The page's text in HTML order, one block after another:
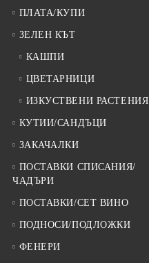
ПЛАТА/КУПИ
ЗЕЛЕН КЪТ
КАШПИ
ЦВЕТАРНИЦИ
ИЗКУСТВЕНИ РАСТЕНИЯ
КУТИИ/САНДЪЦИ
ЗАКАЧАЛКИ
ПОСТАВКИ СПИСАНИЯ/
ЧАДЪРИ
ПОСТАВКИ/СЕТ ВИНО
ПОДНОСИ/ПОДЛОЖКИ
ФЕНЕРИ